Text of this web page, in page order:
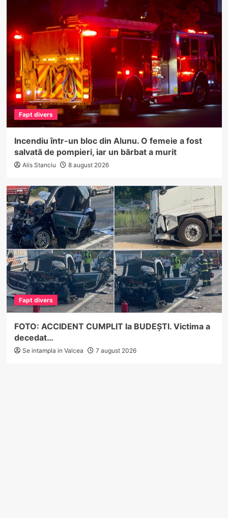
Fapt divers
Incendiu într-un bloc din Alunu. O femeie a fost
salvată de pompieri, iar un bărbat a murit
Alis Stanciu 8 august 2026
Fapt divers
FOTO: ACCIDENT CUMPLIT la BUDEȘTI. Victima a
decedat…
Se intampla in Valcea 7 august 2026